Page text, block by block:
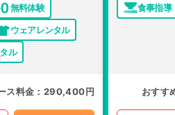
無料体験
ウェアレンタル
ル
ス料金 290,400円
食事指導
おすす